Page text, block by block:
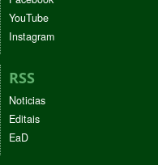
YouTube
Instagram
RSS
Noticias
Editais
EaD